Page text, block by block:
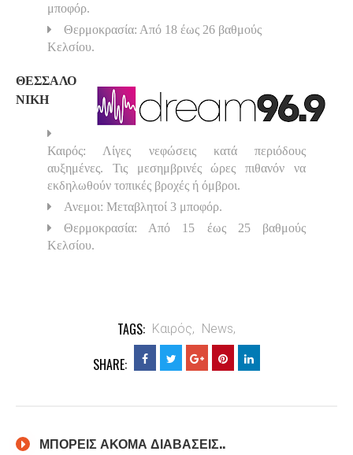
μποφόρ.
Θερμοκρασία: Από 18 έως 26 βαθμούς
Κελσίου.
ΘΕΣΣΑΛΟ
ΝΙΚΗ
Καιρός: Λίγες νεφώσεις κατά περιόδους
αυξημένες. Τις μεσημβρινές ώρες πιθανόν να
εκδηλωθούν τοπικές βροχές ή όμβροι.
Ανεμοι: Μεταβλητοί 3 μποφόρ.
Θερμοκρασία: Από 15 έως 25 βαθμούς
Κελσίου.
TAGS: Καιρός, News,
SHARE:
ΜΠΟΡΕΙΣ ΑΚΟΜΑ ΔΙΑΒΑΣΕΙΣ..